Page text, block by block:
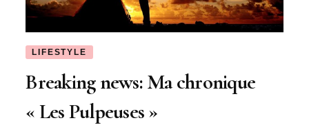
LIFESTYLE
Breaking news: Ma chronique
« Les Pulpeuses »